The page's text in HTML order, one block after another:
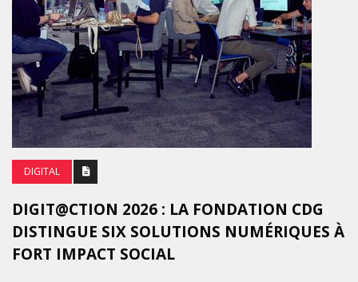
DIGITAL
DIGIT@CTION 2026 : LA FONDATION CDG
DISTINGUE SIX SOLUTIONS NUMÉRIQUES À
FORT IMPACT SOCIAL